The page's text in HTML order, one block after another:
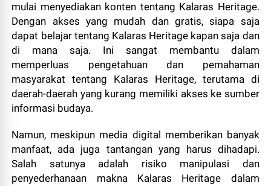
mulai menyediakan konten tentang Kalaras Heritage.
Dengan akses yang mudah dan gratis, siapa saja
dapat belajar tentang Kalaras Heritage kapan saja dan
di mana saja. Ini sangat membantu dalam
memperluas pengetahuan dan pemahaman
masyarakat tentang Kalaras Heritage, terutama di
daerah-daerah yang kurang memiliki akses ke sumber
informasi budaya.
Namun, meskipun media digital memberikan banyak
manfaat, ada juga tantangan yang harus dihadapi.
Salah satunya adalah risiko manipulasi dan
penyederhanaan makna Kalaras Heritage dalam